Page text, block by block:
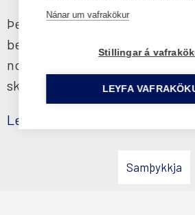
Hluti af
slóð
slóð
Þessi vefsíða notar vafrakökur
besta upplifun fyrir notendur.
notkun þinni á síðunni
skilmála okkar
Lesa nánar
Samþykkja
Nánar um vafrakökur
Stillingar á
LEYFA